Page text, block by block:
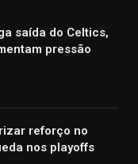
saída do Celtics,
pressão
reforço no
nos playoffs